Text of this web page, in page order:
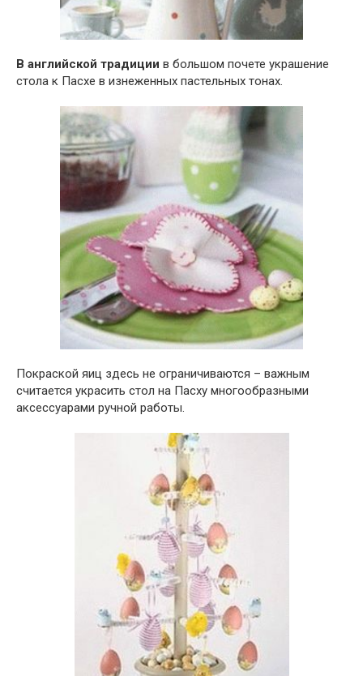
В английской традиции в большом почете украшение
стола к Пасхе в изнеженных пастельных тонах.
Покраской яиц здесь не ограничиваются – важным
считается украсить стол на Пасху многообразными
аксессуарами ручной работы.